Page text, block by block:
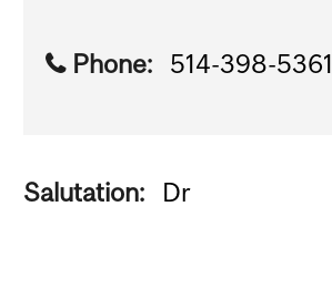
Phone: 514-398-5361
Salutation: Dr